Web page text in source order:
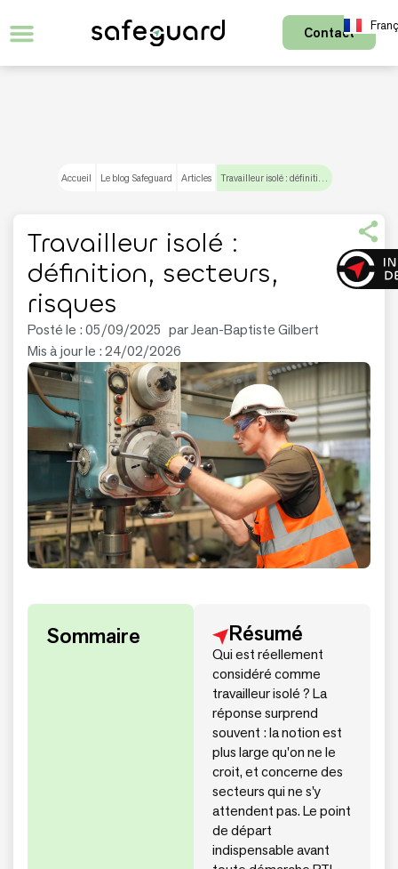
Contact
Accueil Le blog Safeguard Articles Travailleur isolé : définition, secteurs, risques
Travailleur isolé :
définition, secteurs,
risques
Posté le :05/09/2025 parJean-Baptiste Gilbert
Mis à jour le : 24/02/2026
Sommaire Résumé
Qui est réellement
considéré comme
travailleur isolé ? La
réponse surprend
souvent : la notion est
plus large qu'on ne le
croit, et concerne des
secteurs qui ne s'y
attendent pas. Le point
de départ
indispensable avant